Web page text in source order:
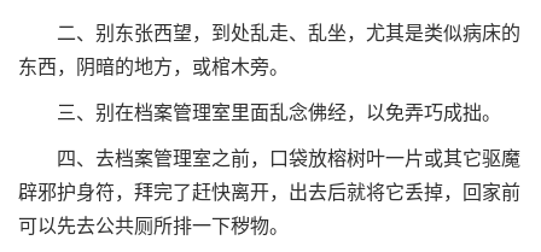
二、别东张西望，到处乱走、乱坐，尤其是类似病床的
东西，阴暗的地方，或棺木旁。
三、别在档案管理室里面乱念佛经，以免弄巧成拙。
四、去档案管理室之前，口袋放榕树叶一片或其它驱魔
辟邪护身符，拜完了赶快离开，出去后就将它丢掉，回家前
可以先去公共厕所排一下秽物。